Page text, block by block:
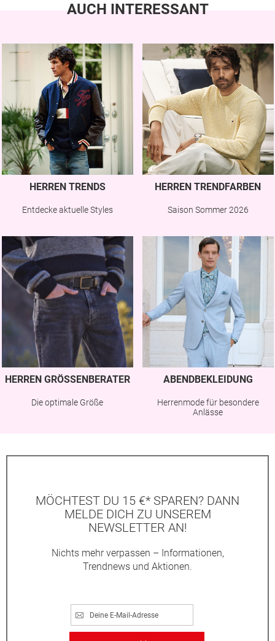
AUCH INTERESSANT
HERREN TRENDS
Entdecke aktuelle Styles
HERREN TRENDFARBEN
Saison Sommer 2026
HERREN GRÖSSENBERATER
Die optimale Größe
ABENDBEKLEIDUNG
Herrenmode für besondere
Anlässe
MÖCHTEST DU 15 €* SPAREN? DANN
MELDE DICH ZU UNSEREM
NEWSLETTER AN!
Nichts mehr verpassen – Informationen,
Trendnews und Aktionen.